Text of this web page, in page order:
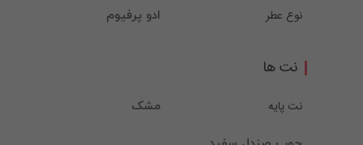
نوع عطر ادو پرفیوم
نت ها
نت پایه مشک